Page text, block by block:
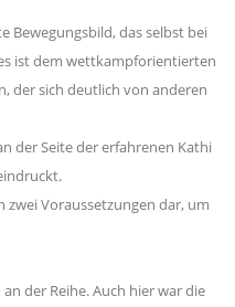
Bewegungsbild, das selbst bei
ist dem wettkampforientierten
der sich deutlich von anderen
der Seite der erfahrenen Kathi
zwei Voraussetzungen dar, um
der Reihe. Auch hier war die